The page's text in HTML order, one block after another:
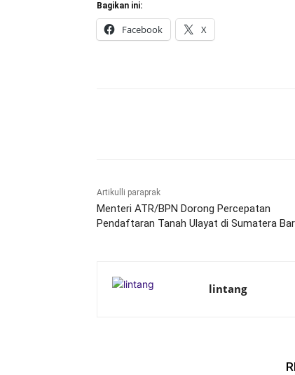
Bagikan ini:
Facebook X
Artikulli paraprak
Menteri ATR/BPN Dorong Percepatan
Pendaftaran Tanah Ulayat di Sumatera
lintang